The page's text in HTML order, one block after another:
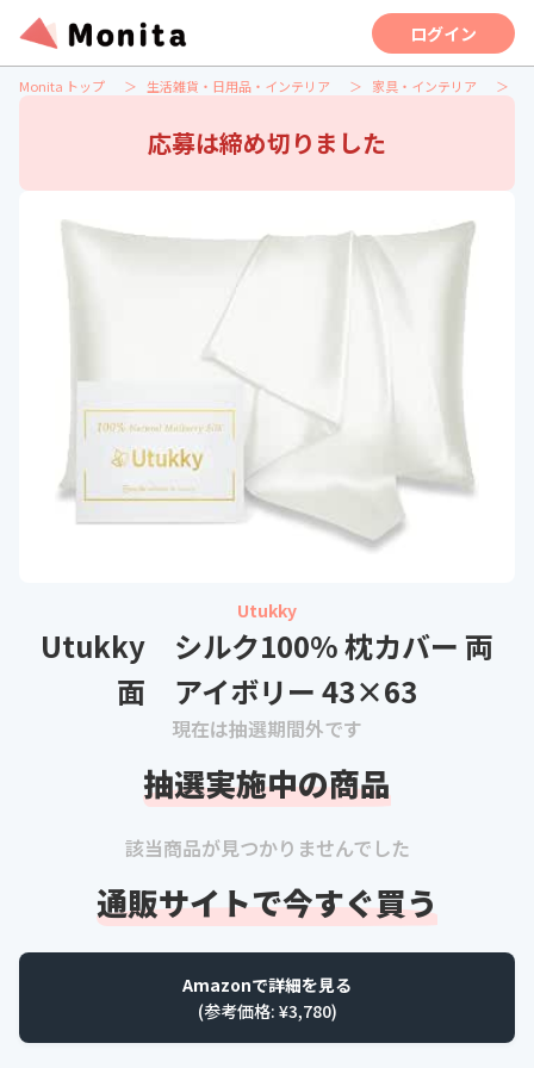
ログイン
Monita トップ 生活雑貨・日用品・インテリア 家具・インテリア
応募は締め切りました
Utukky
Utukky シルク100% 枕カバー 両
面 アイボリー 43×63
現在は抽選期間外です
抽選実施中の商品
該当商品が見つかりませんでした
通販サイトで今すぐ買う
Amazonで詳細を見る
(参考価格: ¥3,780)